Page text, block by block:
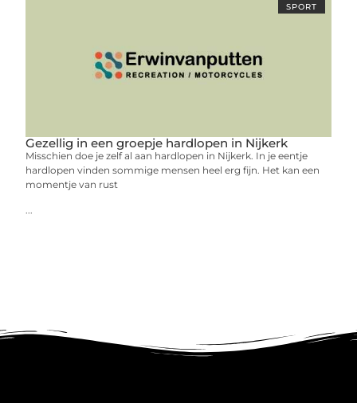
SPORT
Gezellig in een groepje hardlopen in Nijkerk
Misschien doe je zelf al aan hardlopen in Nijkerk. In je eentje
hardlopen vinden sommige mensen heel erg fijn. Het kan een
momentje van rust